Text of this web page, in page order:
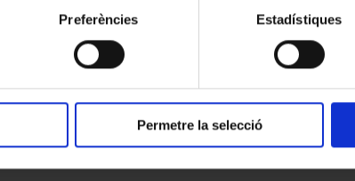
Preferències Estadístiques
Permetre la selecció